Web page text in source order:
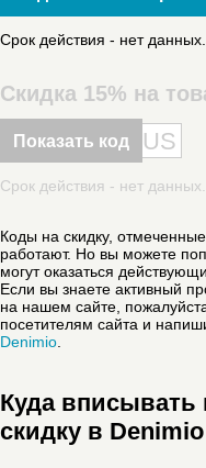
Срок действия - нет данных.
Скидка 15% на
Показать код US
Срок действия - нет данных.
Коды на скидку,
работают. Но вы можете
могут оказаться
Если вы знаете активный
на нашем сайте,
посетителям сайта и
Denimio
Куда вписывать
скидку в Denimio